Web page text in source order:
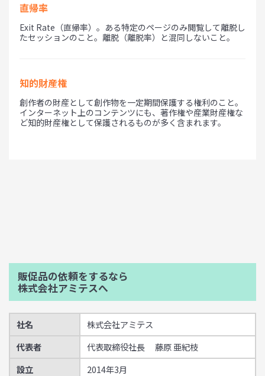
直帰率
Exit Rate（直帰率）。ある特定のページのみ閲覧して離脱し
たセッションのこと。離脱（離脱率）と混同しないこと。
知的財産権
創作者の財産として創作物を一定期間保護する権利のこと。
インターネット上のコンテンツにも、著作権や産業財産権な
ど知的財産権として保護されるものが多く含まれます。
販促品の依頼をするなら
株式会社アミテスへ
社名
株式会社アミテス
代表者
代表取締役社長 藤原 亜紀枝
設立
2014年3月